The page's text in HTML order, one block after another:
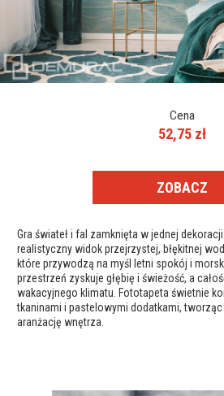
Cena
52,75 zł
ZOBACZ
Gra świateł i fal zamknięta w jednej
realistyczny widok przejrzystej, błękitnej
które przywodzą na myśl letni spokój i
przestrzeń zyskuje głębię i świeżość, a
wakacyjnego klimatu. Fototapeta świetnie
tkaninami i pastelowymi dodatkami,
aranżację wnętrza.